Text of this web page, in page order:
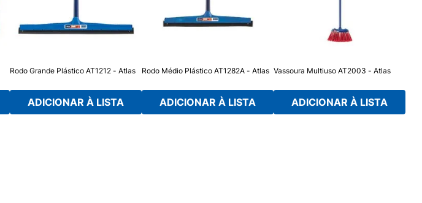
Rodo Grande Plástico AT1212 - Atlas
ADICIONAR À LISTA
Rodo Médio Plástico AT1282A - Atlas
ADICIONAR À LISTA
Vassoura Multiuso AT2003 - Atlas
ADICIONAR À LISTA